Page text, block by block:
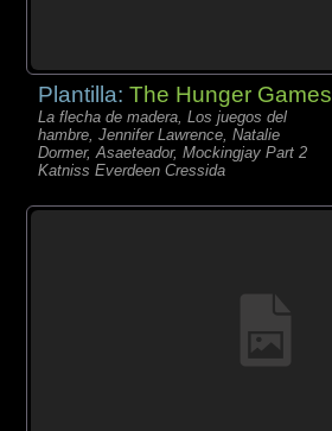
Plantilla:The Hunger Games
La flecha de madera, Los juegos del
hambre, Jennifer Lawrence, Natalie
Dormer, Asaeteador, Mockingjay Part 2
Katniss Everdeen Cressida